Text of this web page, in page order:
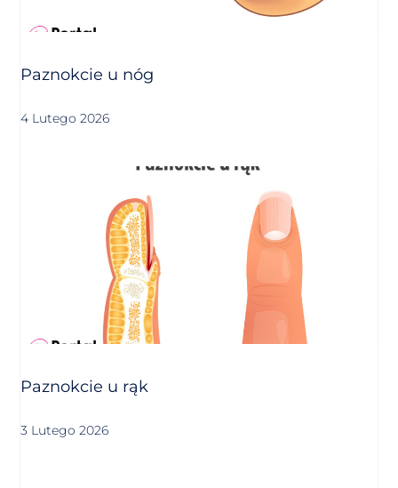
Paznokcie u nóg
4 Lutego 2026
Paznokcie u rąk
3 Lutego 2026